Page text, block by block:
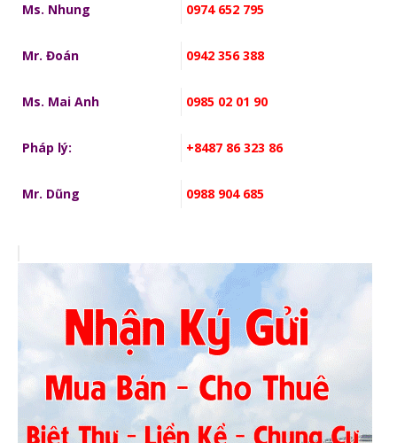
Ms. Nhung 0974 652 795
Mr. Đoán 0942 356 388
Ms. Mai Anh 0985 02 01 90
Pháp lý: +8487 86 323 86
Mr. Dũng 0988 904 685